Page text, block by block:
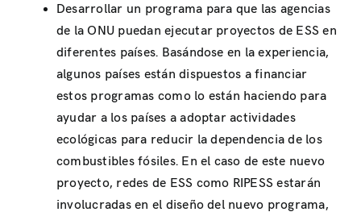
Desarrollar un programa para que las agencias
de la ONU puedan ejecutar proyectos de ESS en
diferentes países. Basándose en la experiencia,
algunos países están dispuestos a financiar
estos programas como lo están haciendo para
ayudar a los países a adoptar actividades
ecológicas para reducir la dependencia de los
combustibles fósiles. En el caso de este nuevo
proyecto, redes de ESS como RIPESS estarán
involucradas en el diseño del nuevo programa,